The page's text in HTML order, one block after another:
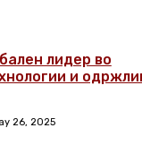
лидер во
и
26, 2025